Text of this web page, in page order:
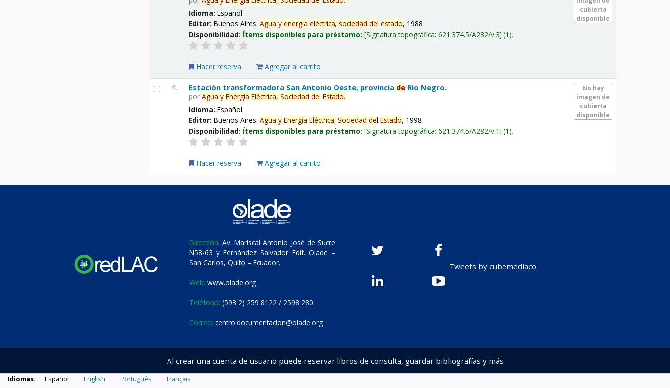
cubierta
disponible
Idioma:Español
Editor:Buenos Aires:Agua y energía eléctrica, sociedad delestado, 1988
Disponibilidad: Ítems disponibles para préstamo: Signatura topográfica:621.374.5/A282/v.3 (1).
Hacer reserva Agregar al carrito
4.
No hay
imagen de
cubierta
disponible
Estación transformadora San Antonio Oeste, provincia de Río Negro.
porAgua y Energía Eléctrica, Sociedad delEstado.
Idioma:Español
Editor:Buenos Aires:Agua y Energía Eléctrica, Sociedad delEstado, 1998
Disponibilidad: Ítems disponibles para préstamo: Signatura topográfica:621.374.5/A282/v.1 (1).
Hacer reserva Agregar al carrito
Dirección: Av. Mariscal Antonio José de Sucre
N58-63 y Fernández Salvador Edif. Olade –
San Carlos, Quito – Ecuador.
Web: www.olade.org
Teléfono: (593 2) 259 8122 / 2598 280
Correo: centro.documentacion@olade.org
Tweets by cubemediaco
Al crear una cuenta de usuario puede reservar libros de consulta, guardar bibliografías y más
Idiomas: Español English Português Français